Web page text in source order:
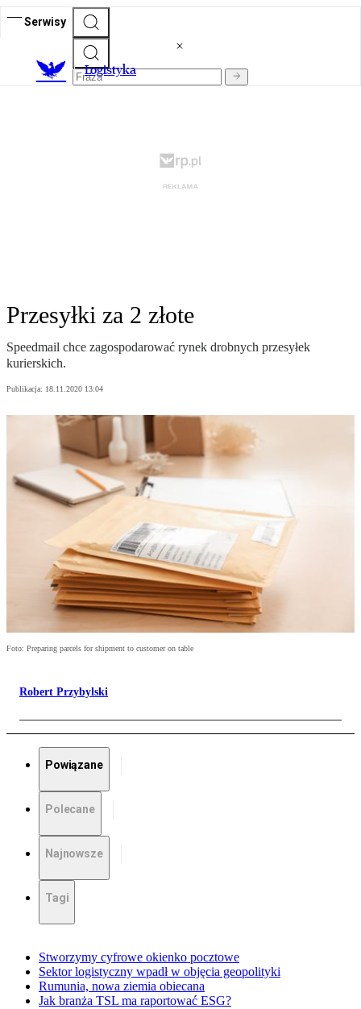
Serwisy
Logistyka
Przesyłki za 2 złote
Speedmail chce zagospodarować rynek drobnych przesyłek
kurierskich.
Publikacja: 18.11.2020 13:04
Foto: Preparing parcels for shipment to customer on table
Robert Przybylski
Powiązane
Polecane
Najnowsze
Tagi
Stworzymy cyfrowe okienko pocztowe
Sektor logistyczny wpadł w objęcia geopolityki
Rumunia, nowa ziemia obiecana
Jak branża TSL ma raportować ESG?